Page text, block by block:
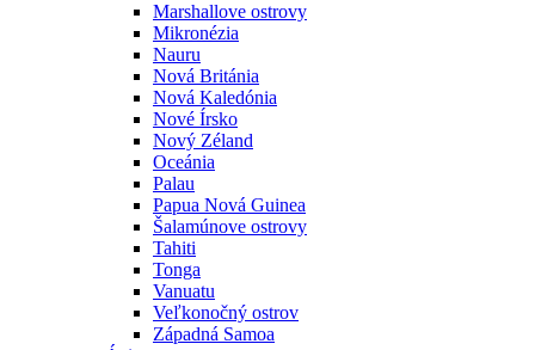
Marshallove ostrovy
Mikronézia
Nauru
Nová Británia
Nová Kaledónia
Nové Írsko
Nový Zéland
Oceánia
Palau
Papua Nová Guinea
Šalamúnove ostrovy
Tahiti
Tonga
Vanuatu
Veľkonočný ostrov
Západná Samoa